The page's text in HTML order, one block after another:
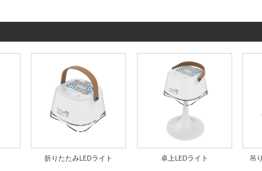
折りたたみLEDライト 卓上LEDライト 吊